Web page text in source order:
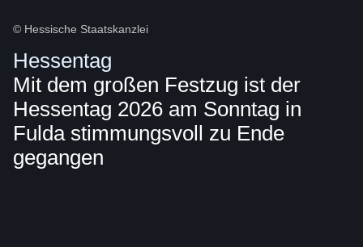
© Hessische Staatskanzlei
Hessentag
Mit dem großen Festzug ist der
Hessentag 2026 am Sonntag in
Fulda stimmungsvoll zu Ende
gegangen